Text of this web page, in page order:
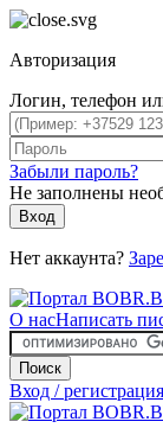
Авторизация
Логин, телефон
Забыли пароль?
Не заполнены
Вход
Нет аккаунта?
О насНаписать
Поиск
Вход / регистрация